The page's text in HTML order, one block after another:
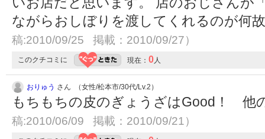
ながらおしぼりを渡してくれるのが何
稿:2010/09/25 掲載：2010/09/27）
このクチコミに 現在： 0人
おりゅう さん （女性/松本市/30代/Lv.2）
もちもちの皮のぎょうざはGood！ 他
稿:2010/06/09 掲載：2010/09/21）